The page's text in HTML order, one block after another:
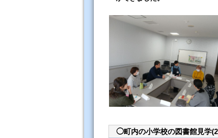
◯町内の小学校の図書館見学